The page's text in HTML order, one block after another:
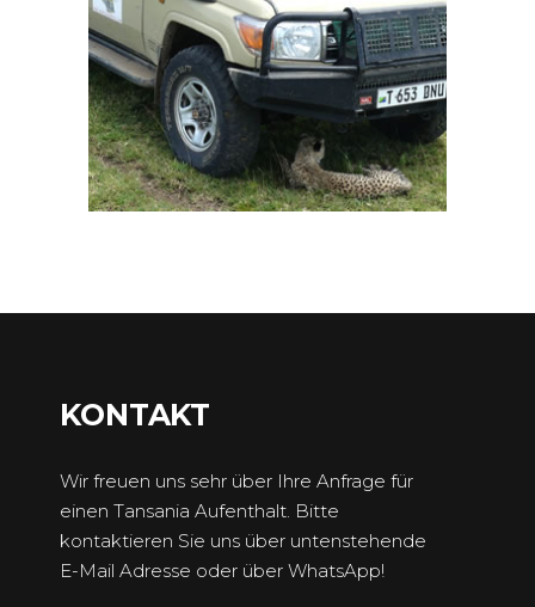
KONTAKT
Wir freuen uns sehr über Ihre Anfrage für
einen Tansania Aufenthalt. Bitte
kontaktieren Sie uns über untenstehende
E-Mail Adresse oder über WhatsApp!